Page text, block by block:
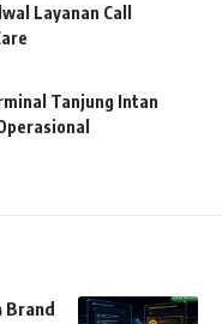
Layanan Call
Tanjung Intan
Brand